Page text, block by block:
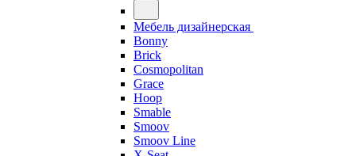
Мебель дизайнерская
Bonny
Brick
Cosmopolitan
Grace
Hoop
Smable
Smoov
Smoov Line